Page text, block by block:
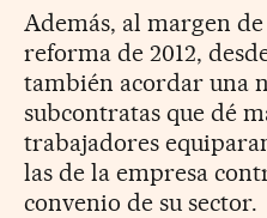
Además, al margen
reforma de 2012,
también acordar una
subcontratas que dé
trabajadores
las de la empresa
convenio de su sector.